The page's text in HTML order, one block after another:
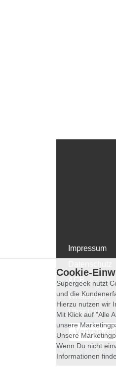
Impressum
WhatsApp
Über Uns
Vertrag
Cookie-
Supergeek nutzt
und die
Hierzu nutzen wir
Mit Klick auf "Alle
unsere
Unsere
Wenn Du nicht
Informationen